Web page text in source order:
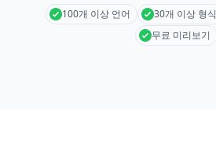
100개 이상 언어 30개 이상 형식
무료 미리보기